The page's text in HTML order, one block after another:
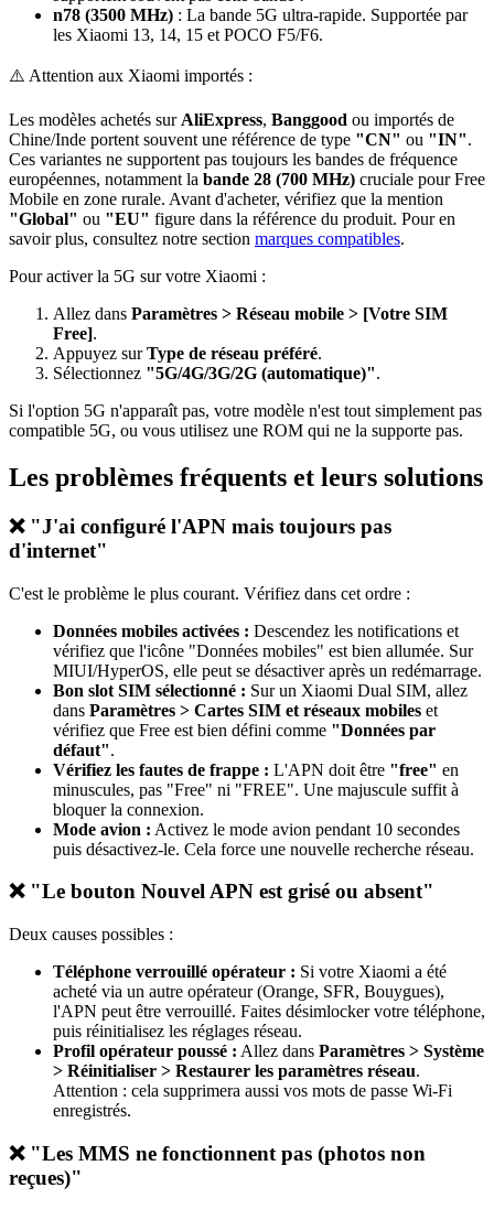
n78 (3500 MHz) : La bande 5G ultra-rapide. Supportée par
les Xiaomi 13, 14, 15 et POCO F5/F6.
⚠️ Attention aux Xiaomi importés :
Les modèles achetés sur AliExpress, Banggood ou importés de
Chine/Inde portent souvent une référence de type "CN" ou "IN".
Ces variantes ne supportent pas toujours les bandes de fréquence
européennes, notamment la bande 28 (700 MHz) cruciale pour Free
Mobile en zone rurale. Avant d'acheter, vérifiez que la mention
"Global" ou "EU" figure dans la référence du produit. Pour en
savoir plus, consultez notre section marques compatibles.
Pour activer la 5G sur votre Xiaomi :
Allez dans Paramètres > Réseau mobile > [Votre SIM
Free].
Appuyez surType de réseau préféré.
Sélectionnez "5G/4G/3G/2G (automatique)".
Si l'option 5G n'apparaît pas, votre modèle n'est tout simplement pas
compatible 5G, ou vous utilisez une ROM qui ne la supporte pas.
Les problèmes fréquents et leurs solutions
❌ "J'ai configuré l'APN mais toujours pas
d'internet"
C'est le problème le plus courant. Vérifiez dans cet ordre :
Données mobiles activées : Descendez les notifications et
vérifiez que l'icône "Données mobiles" est bien allumée. Sur
MIUI/HyperOS, elle peut se désactiver après un redémarrage.
Bon slot SIM sélectionné : Sur un Xiaomi Dual SIM, allez
dans Paramètres > Cartes SIM et réseaux mobiles et
vérifiez que Free est bien défini comme "Données par
défaut".
Vérifiez les fautes de frappe : L'APN doit être "free" en
minuscules, pas "Free" ni "FREE". Une majuscule suffit à
bloquer la connexion.
Mode avion : Activez le mode avion pendant 10 secondes
puis désactivez-le. Cela force une nouvelle recherche réseau.
❌ "Le bouton Nouvel APN est grisé ou absent"
Deux causes possibles :
Téléphone verrouillé opérateur : Si votre Xiaomi a été
acheté via un autre opérateur (Orange, SFR, Bouygues),
l'APN peut être verrouillé. Faites désimlocker votre téléphone,
puis réinitialisez les réglages réseau.
Profil opérateur poussé : Allez dans Paramètres > Système
> Réinitialiser > Restaurer les paramètres réseau.
Attention : cela supprimera aussi vos mots de passe Wi-Fi
enregistrés.
❌ "Les MMS ne fonctionnent pas (photos non
reçues)"